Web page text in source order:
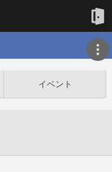
イベント